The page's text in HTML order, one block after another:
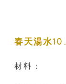
春天湯水
材料：